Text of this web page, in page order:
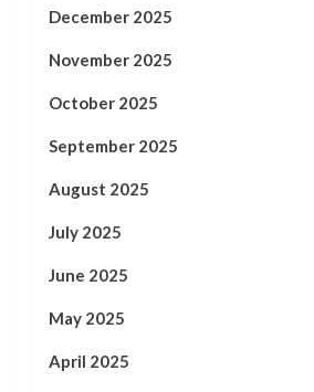
December 2025
November 2025
October 2025
September 2025
August 2025
July 2025
June 2025
May 2025
April 2025